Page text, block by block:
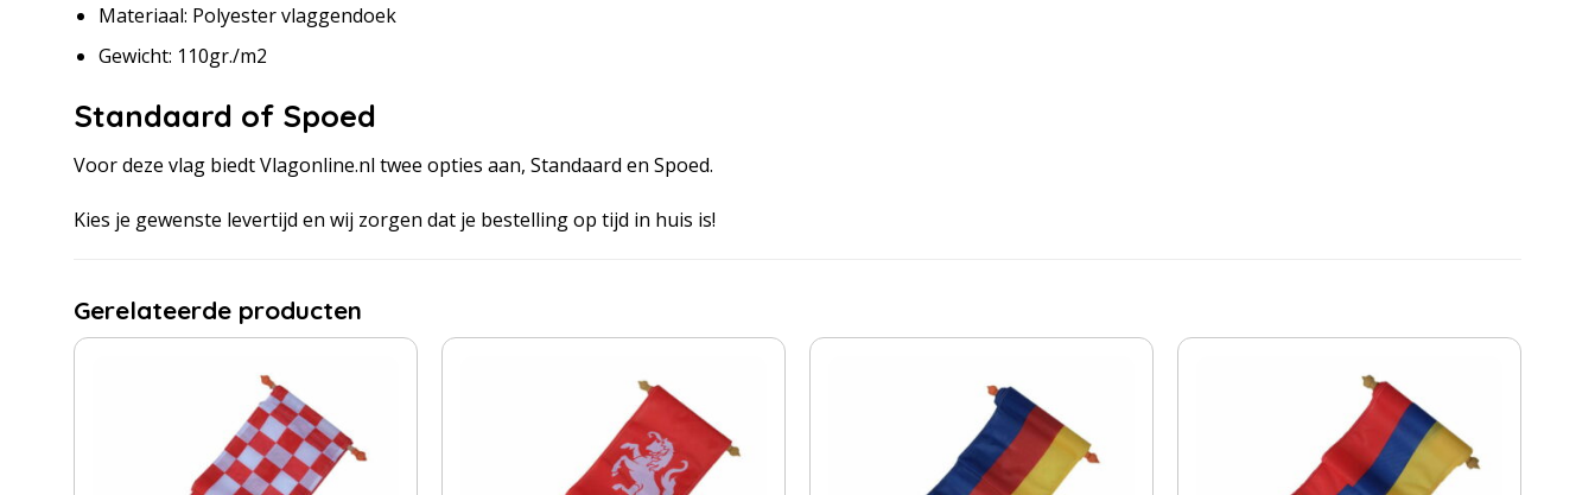
Materiaal: Polyester vlaggendoek
Gewicht: 110gr./m2
Standaard of Spoed
Voor deze vlag biedt Vlagonline.nl twee opties aan, Standaard en Spoed.
Kies je gewenste levertijd en wij zorgen dat je bestelling op tijd in huis is!
Gerelateerde producten